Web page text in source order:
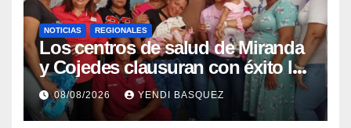
NOTICIAS REGIONALES
Los centros de salud de Miranda
y Cojedes clausuran con éxito la
Semana Mundial de la Lactancia
Materna
08/08/2026 YENDI BASQUEZ